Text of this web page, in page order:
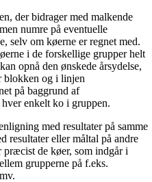
der bidrager med malkende
numre på eventuelle
selv om køerne er regnet med.
i de forskellige grupper helt
opnå den ønskede årsydelse,
blokken og i linjen
på baggrund af
enkelt ko i gruppen.
med resultater på samme
resultater eller måltal på andre
de køer, som indgår i
grupperne på f.eks.